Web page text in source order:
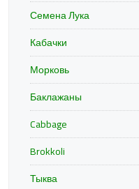
Семена Лука
Кабачки
Морковь
Баклажаны
Cabbage
Brokkoli
Тыква